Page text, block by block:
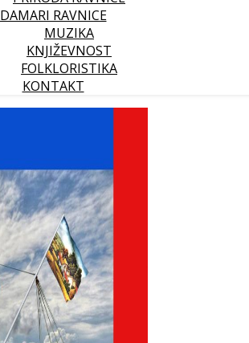
DAMARI RAVNICE
MUZIKA
KNJIŽEVNOST
FOLKLORISTIKA
KONTAKT